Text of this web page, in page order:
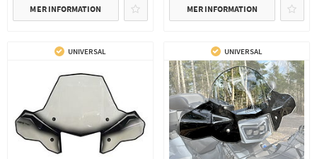
MER INFORMATION MER INFORMATION
UNIVERSAL UNIVERSAL